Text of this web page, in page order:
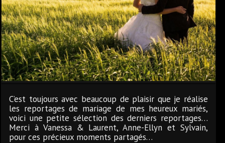
C’est toujours avec beaucoup de plaisir que je réalise
les reportages de mariage de mes heureux mariés,
voici une petite sélection des derniers reportages…
Merci à Vanessa & Laurent, Anne-Ellyn et Sylvain,
pour ces précieux moments partagés…